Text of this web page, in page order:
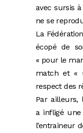
avec sursis
ne se
La
écopé de
« pour le
match et «
respect des
Par ailleurs,
a infligé
l’entraineur